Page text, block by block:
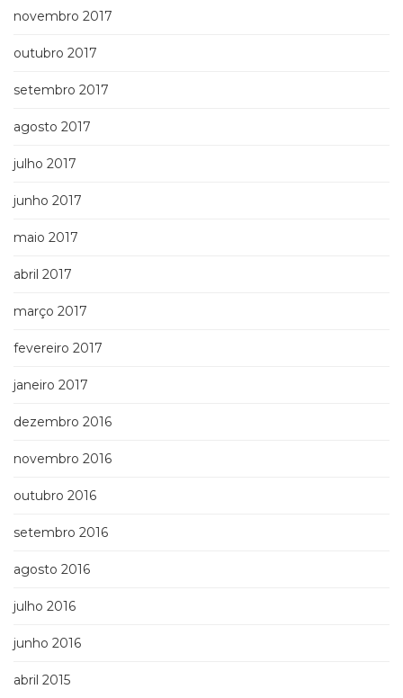
novembro 2017
outubro 2017
setembro 2017
agosto 2017
julho 2017
junho 2017
maio 2017
abril 2017
março 2017
fevereiro 2017
janeiro 2017
dezembro 2016
novembro 2016
outubro 2016
setembro 2016
agosto 2016
julho 2016
junho 2016
abril 2015